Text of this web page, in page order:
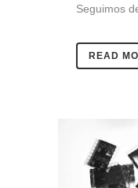
Seguimos
READ